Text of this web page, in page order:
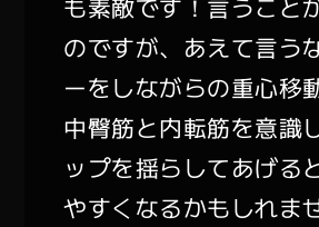
も素敵です！言うこと
のですが、あえて言う
ーをしながらの重心移
中臀筋と内転筋を意識
ップを揺らしてあげる
やすくなるかもしれま